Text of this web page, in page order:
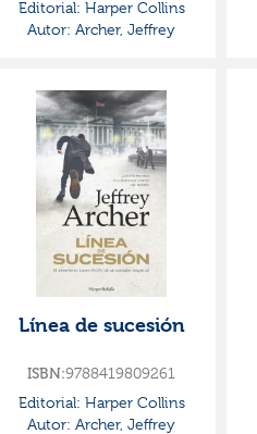
Editorial: Harper Collins
Autor: Archer, Jeffrey
Línea de sucesión
ISBN:9788419809261
Editorial: Harper Collins
Autor: Archer, Jeffrey